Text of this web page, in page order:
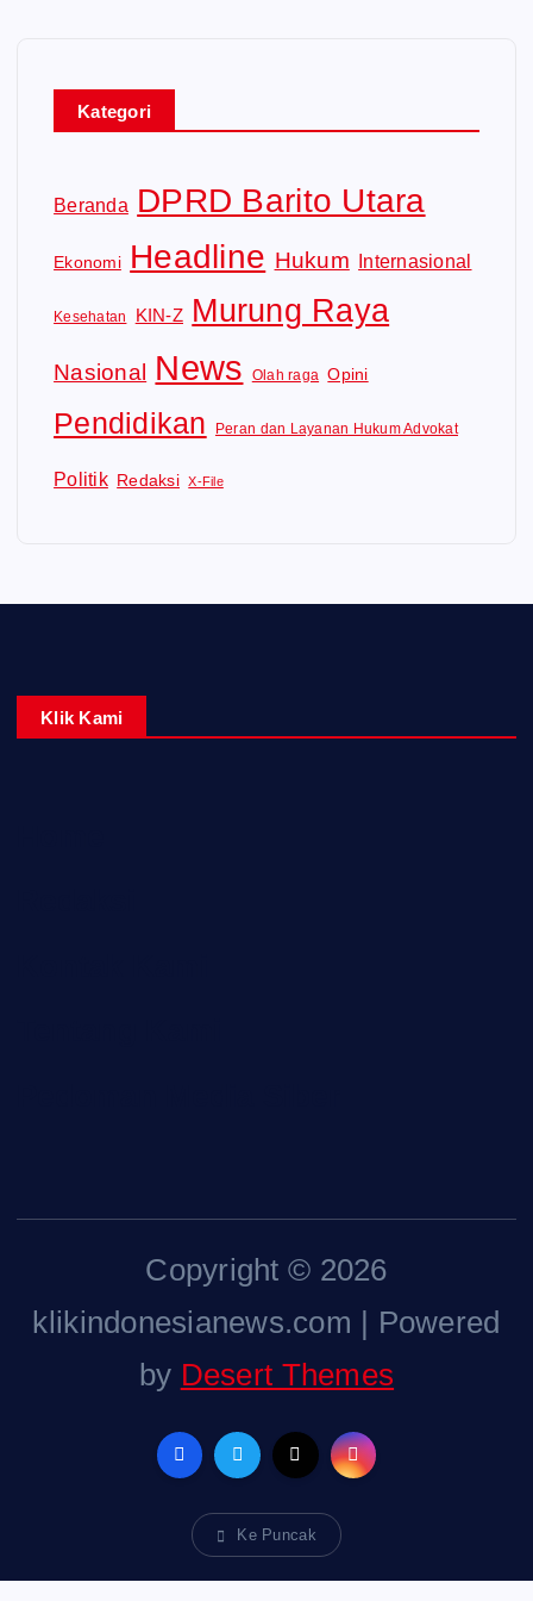
Kategori
Beranda DPRD Barito Utara
Ekonomi Headline Hukum Internasional
Kesehatan KIN-Z Murung Raya
Nasional News Olah raga Opini
Pendidikan Peran dan Layanan Hukum Advokat
Politik Redaksi X-File
Klik Kami
Copyright © 2026
klikindonesianews.com | Powered
by Desert Themes
Ke Puncak